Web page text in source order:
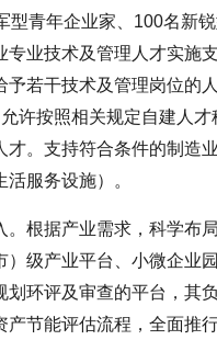
型青年企业家、100名新
业技术及管理人才实施
若干技术及管理岗位的
许按照相关规定自建人才
才。支持符合条件的制造
服务设施）。
。根据产业需求，科学布
级产业平台、小微企业
环评及审查的平台，其
节能评估流程，全面推